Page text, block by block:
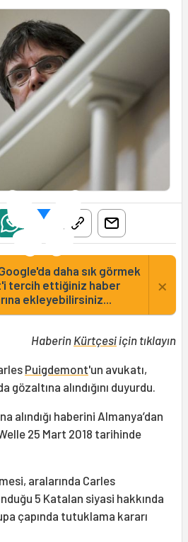
daha sık görmek
tercih ettiğiniz haber
ekleyebilirsiniz...
×
Haberin Kürtçesiiçin tıklayın
Puigdemont'un avukatı,
alındığını duyurdu.
alındığı haberini Almanya’dan
25 Mart 2018 tarihinde
aralarında Carles
5 Katalan siyasi hakkında
çapında tutuklama kararı